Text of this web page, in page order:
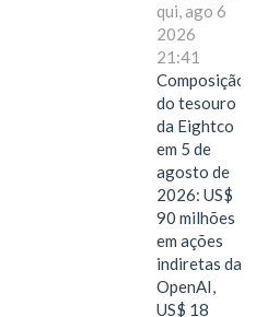
qui, ago 6
2026
21:41
Composição
do tesouro
da Eightco
em 5 de
agosto de
2026: US$
90 milhões
em ações
indiretas da
OpenAI,
US$ 18